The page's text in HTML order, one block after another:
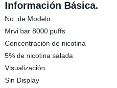
Información Básica.
No. de Modelo.
Mrvi bar 8000 puffs
Concentración de nicotina
5% de nicotina salada
Visualización
Sin Display